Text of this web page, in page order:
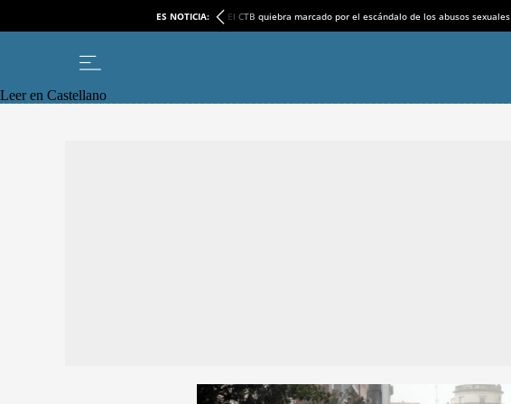
ES NOTICIA: El CTB quiebra marcado por el escándalo de los abusos sexuales
Leer en Castellano